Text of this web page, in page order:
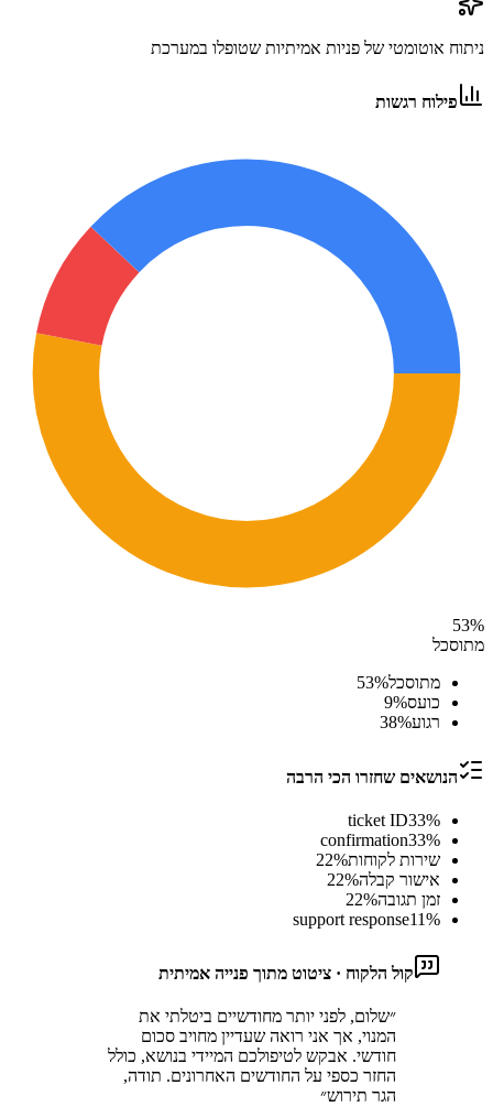
ניתוח אוטומטי של פניות אמיתיות שטופלו במערכת
פילוח רגשות
53%
מתוסכל
מתוסכל
53%
כועס
9%
רגוע
38%
הנושאים שחזרו הכי הרבה
ticket ID33%
confirmation33%
שירות לקוחות
22%
אישור קבלה
22%
זמן תגובה
22%
support response11%
קול הלקוח · ציטוט מתוך פנייה אמיתית
״שלום, לפני יותר מחודשיים ביטלתי את
המנוי, אך אני רואה שעדיין מחויב סכום
חודשי. אבקש לטיפולכם המיידי בנושא, כולל
החזר כספי על החודשים האחרונים. תודה,
הגר תירוש״